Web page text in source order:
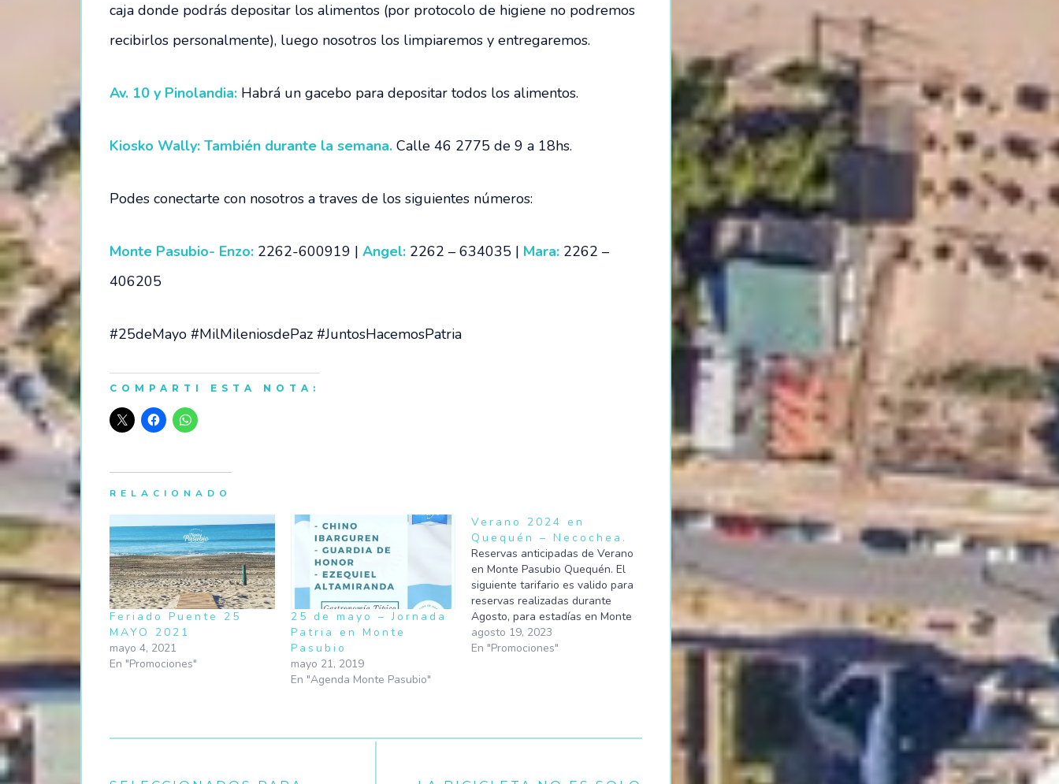
caja donde podrás depositar los alimentos (por protocolo de higiene no podremos
recibirlos personalmente), luego nosotros los limpiaremos y entregaremos.
Av. 10 y Pinolandia: Habrá un gacebo para depositar todos los alimentos.
Kiosko Wally: También durante la semana. Calle 46 2775 de 9 a 18hs.
Podes conectarte con nosotros a traves de los siguientes números:
Monte Pasubio- Enzo: 2262-600919 | Angel: 2262 – 634035 | Mara: 2262 –
406205
#25deMayo #MilMileniosdePaz #JuntosHacemosPatria
COMPARTI ESTA NOTA:
RELACIONADO
Feriado Puente 25
MAYO 2021
mayo 4, 2021
En "Promociones"
25 de mayo – Jornada
Patria en Monte
Pasubio
mayo 21, 2019
En "Agenda Monte Pasubio"
Verano 2024 en
Quequén – Necochea.
Reservas anticipadas de Verano
en Monte Pasubio Quequén. El
siguiente tarifario es valido para
reservas realizadas durante
Agosto, para estadías en Monte
Pasubio Comunidad durante las
fechas que van del 1ro de
Valor dolar blue compra ambito
agosto 19, 2023
En "Promociones"